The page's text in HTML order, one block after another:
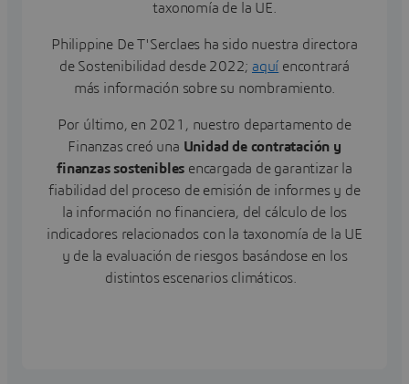
taxonomía de la UE.
Philippine De T'Serclaes ha sido nuestra directora
de Sostenibilidad desde 2022; aquí encontrará
más información sobre su nombramiento.
Por último, en 2021, nuestro departamento de
Finanzas creó una Unidad de contratación y
finanzas sostenibles encargada de garantizar la
fiabilidad del proceso de emisión de informes y de
la información no financiera, del cálculo de los
indicadores relacionados con la taxonomía de la UE
y de la evaluación de riesgos basándose en los
distintos escenarios climáticos.